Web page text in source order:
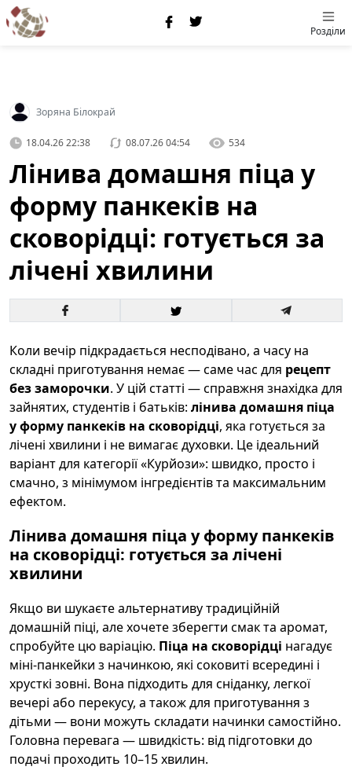
Розділи
Зоряна Білокрай
18.04.26 22:38 08.07.26 04:54 534
Лінива домашня піца у
форму панкеків на
сковорідці: готується за
лічені хвилини
Коли вечір підкрадається несподівано, а часу на
складні приготування немає — саме час для рецепт
без заморочки. У цій статті — справжня знахідка для
зайнятих, студентів і батьків: лінива домашня піца
у форму панкеків на сковорідці, яка готується за
лічені хвилини і не вимагає духовки. Це ідеальний
варіант для категорії «Курйози»: швидко, просто і
смачно, з мінімумом інгредієнтів та максимальним
ефектом.
Лінива домашня піца у форму панкеків
на сковорідці: готується за лічені
хвилини
Якщо ви шукаєте альтернативу традиційній
домашній піці, але хочете зберегти смак та аромат,
спробуйте цю варіацію. Піца на сковорідці нагадує
міні-панкейки з начинкою, які соковиті всередині і
хрусткі зовні. Вона підходить для сніданку, легкої
вечері або перекусу, а також для приготування з
дітьми — вони можуть складати начинки самостійно.
Головна перевага — швидкість: від підготовки до
подачі проходить 10–15 хвилин.